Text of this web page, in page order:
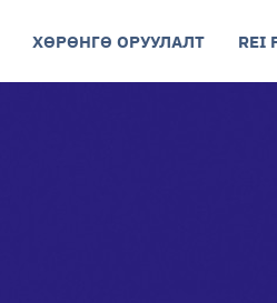
ХӨРӨНГӨ ОРУУЛАЛТ REI